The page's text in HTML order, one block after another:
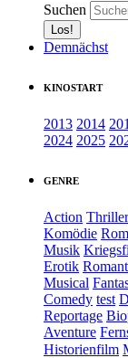
Suchen
Demnächst
KINOSTART
2013 2014
2024 2025
GENRE
Action Thriller
Komödie
Musik
Erotik
Musical
Comedy test
Reportage
Aventure
Historienfilm